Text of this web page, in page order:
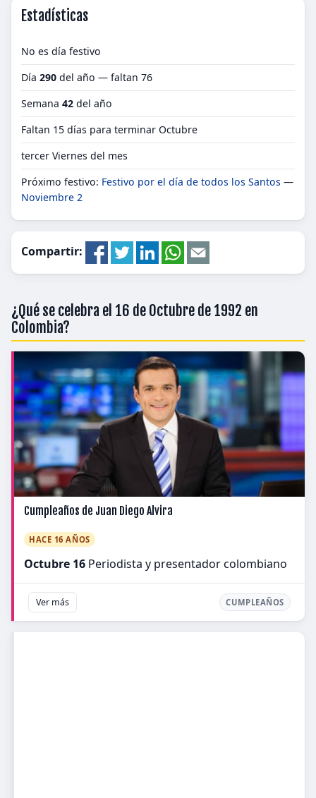
Estadísticas
No es día festivo
Día 290 del año — faltan 76
Semana 42 del año
Faltan 15 días para terminar Octubre
tercer Viernes del mes
Próximo festivo: Festivo por el día de todos los Santos —
Noviembre 2
Compartir:
¿Qué se celebra el 16 de Octubre de 1992 en
Colombia?
Cumpleaños de Juan Diego Alvira
HACE 16 AÑOS
Octubre 16 Periodista y presentador colombiano
Ver más CUMPLEAÑOS